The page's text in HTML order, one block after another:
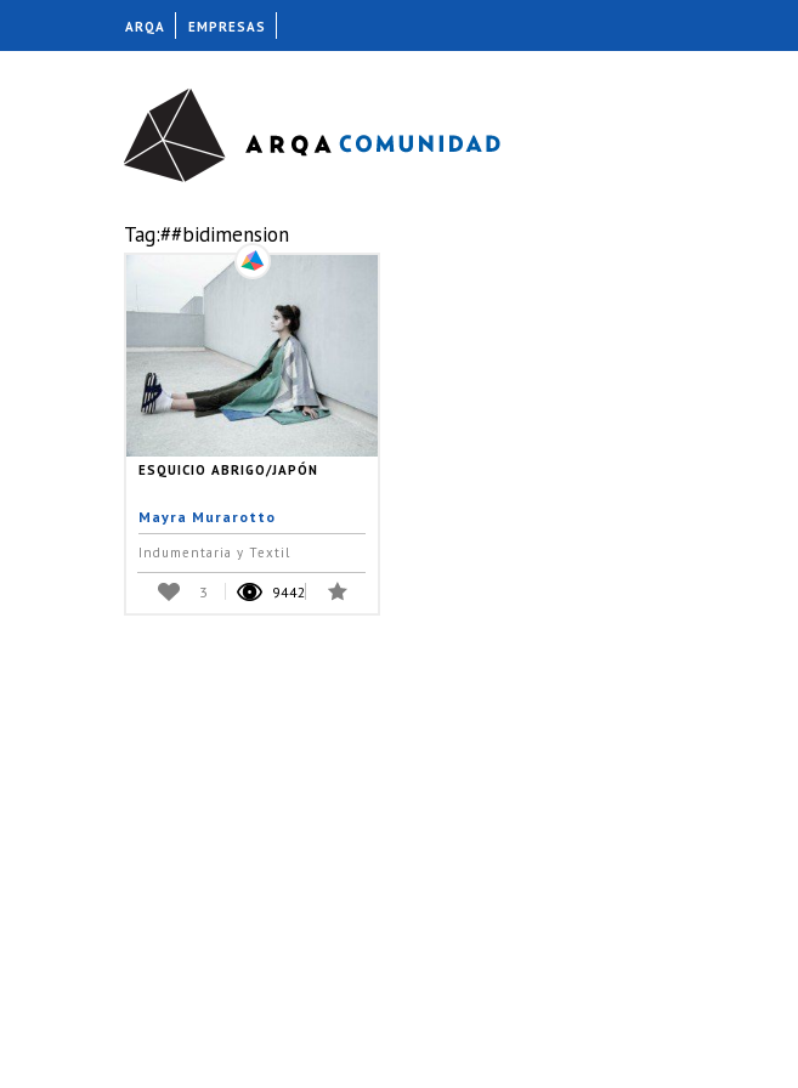
Tag:##bidimension
ESQUICIO ABRIGO/JAPÓN
Mayra Murarotto
Indumentaria y Textil
3 9442
ARQA EMPRESAS